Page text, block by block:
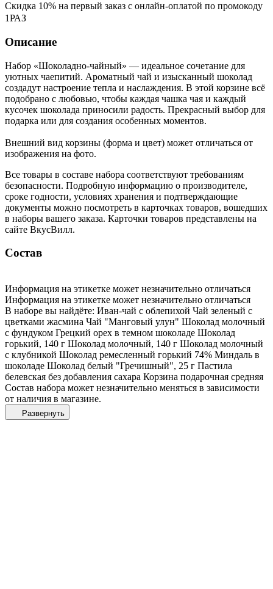
Скидка 10% на первый заказ с онлайн-оплатой по промокоду
1РАЗ
Описание
Набор «Шоколадно-чайный» — идеальное сочетание для
уютных чаепитий. Ароматный чай и изысканный шоколад
создадут настроение тепла и наслаждения. В этой корзине всё
подобрано с любовью, чтобы каждая чашка чая и каждый
кусочек шоколада приносили радость. Прекрасный выбор для
подарка или для создания особенных моментов.
Внешний вид корзины (форма и цвет) может отличаться от
изображения на фото.
Все товары в составе набора соответствуют требованиям
безопасности. Подробную информацию о производителе,
сроке годности, условиях хранения и подтверждающие
документы можно посмотреть в карточках товаров, вошедших
в наборы вашего заказа. Карточки товаров представлены на
сайте ВкусВилл.
Состав
Информация на этикетке может незначительно отличаться
Информация на этикетке может незначительно отличаться
В наборе вы найдёте: Иван-чай с облепихой Чай зеленый с
цветками жасмина Чай "Манговый улун" Шоколад молочный
с фундуком Грецкий орех в темном шоколаде Шоколад
горький, 140 г Шоколад молочный, 140 г Шоколад молочный
с клубникой Шоколад ремесленный горький 74% Миндаль в
шоколаде Шоколад белый "Гречишный", 25 г Пастила
белевская без добавления сахара Корзина подарочная средняя
Состав набора может незначительно меняться в зависимости
от наличия в магазине.
Развернуть